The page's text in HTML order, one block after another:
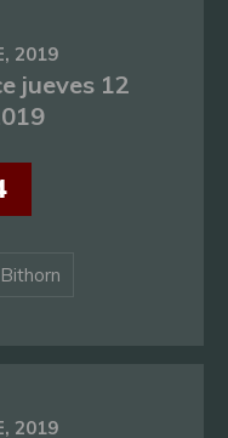
2019
jueves 12
2019